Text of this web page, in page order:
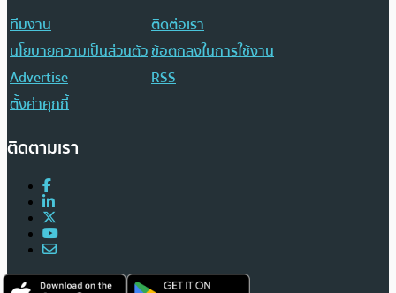
ทีมงาน
ติดต่อเรา
นโยบายความเป็นส่วนตัวข้อตกลงในการใช้งาน
Advertise
RSS
ตั้งค่าคุกกี้
ติดตามเรา